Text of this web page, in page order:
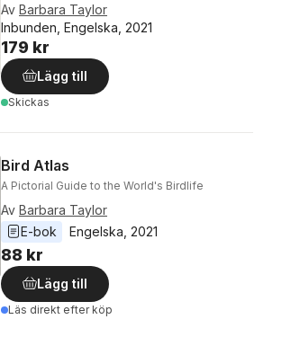
Av Barbara Taylor
Inbunden, Engelska, 2021
179 kr
Lägg till
Skickas
Bird Atlas
A Pictorial Guide to the World's Birdlife
Av Barbara Taylor
E-bok
Engelska 2021
88 kr
Lägg till
Läs direkt efter köp